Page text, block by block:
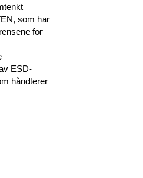
som har
for
ESD-
håndterer